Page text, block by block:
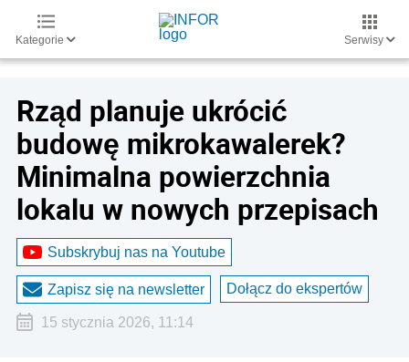
Kategorie Serwisy
Rząd planuje ukrócić
budowę mikrokawalerek?
Minimalna powierzchnia
lokalu w nowych przepisach
Subskrybuj nas na Youtube
Zapisz się na newsletter Dołącz do ekspertów
15 stycznia 2026, 11:14